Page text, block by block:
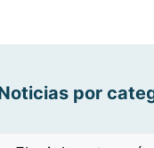
por